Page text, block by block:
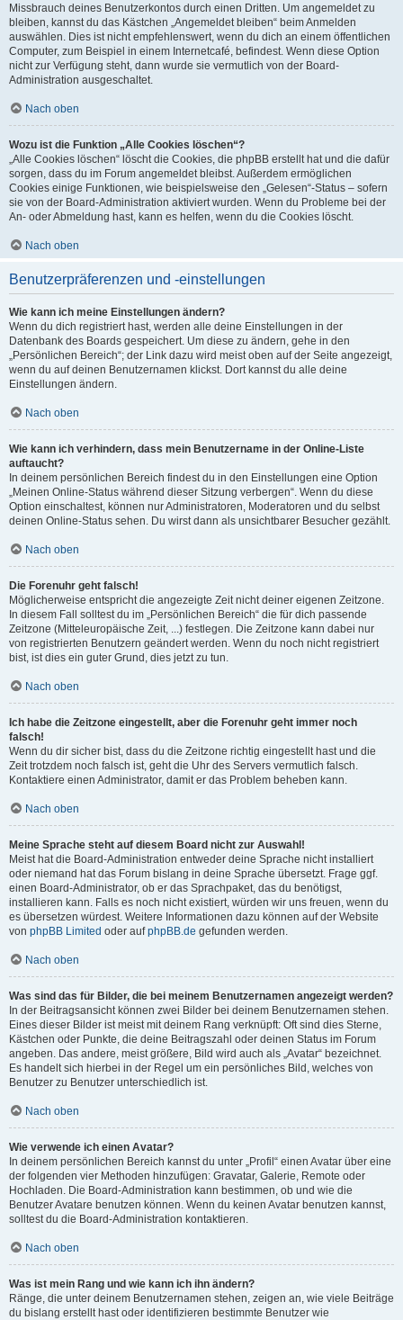
Missbrauch deines Benutzerkontos durch einen Dritten. Um angemeldet zu
bleiben, kannst du das Kästchen „Angemeldet bleiben“ beim Anmelden
auswählen. Dies ist nicht empfehlenswert, wenn du dich an einem öffentlichen
Computer, zum Beispiel in einem Internetcafé, befindest. Wenn diese Option
nicht zur Verfügung steht, dann wurde sie vermutlich von der Board-
Administration ausgeschaltet.
Nach oben
Wozu ist die Funktion „Alle Cookies löschen“?
„Alle Cookies löschen“ löscht die Cookies, die phpBB erstellt hat und die dafür
sorgen, dass du im Forum angemeldet bleibst. Außerdem ermöglichen
Cookies einige Funktionen, wie beispielsweise den „Gelesen“-Status – sofern
sie von der Board-Administration aktiviert wurden. Wenn du Probleme bei der
An- oder Abmeldung hast, kann es helfen, wenn du die Cookies löscht.
Nach oben
Benutzerpräferenzen und -einstellungen
Wie kann ich meine Einstellungen ändern?
Wenn du dich registriert hast, werden alle deine Einstellungen in der
Datenbank des Boards gespeichert. Um diese zu ändern, gehe in den
„Persönlichen Bereich“; der Link dazu wird meist oben auf der Seite angezeigt,
wenn du auf deinen Benutzernamen klickst. Dort kannst du alle deine
Einstellungen ändern.
Nach oben
Wie kann ich verhindern, dass mein Benutzername in der Online-Liste
auftaucht?
In deinem persönlichen Bereich findest du in den Einstellungen eine Option
„Meinen Online-Status während dieser Sitzung verbergen“. Wenn du diese
Option einschaltest, können nur Administratoren, Moderatoren und du selbst
deinen Online-Status sehen. Du wirst dann als unsichtbarer Besucher gezählt.
Nach oben
Die Forenuhr geht falsch!
Möglicherweise entspricht die angezeigte Zeit nicht deiner eigenen Zeitzone.
In diesem Fall solltest du im „Persönlichen Bereich“ die für dich passende
Zeitzone (Mitteleuropäische Zeit, ...) festlegen. Die Zeitzone kann dabei nur
von registrierten Benutzern geändert werden. Wenn du noch nicht registriert
bist, ist dies ein guter Grund, dies jetzt zu tun.
Nach oben
Ich habe die Zeitzone eingestellt, aber die Forenuhr geht immer noch
falsch!
Wenn du dir sicher bist, dass du die Zeitzone richtig eingestellt hast und die
Zeit trotzdem noch falsch ist, geht die Uhr des Servers vermutlich falsch.
Kontaktiere einen Administrator, damit er das Problem beheben kann.
Nach oben
Meine Sprache steht auf diesem Board nicht zur Auswahl!
Meist hat die Board-Administration entweder deine Sprache nicht installiert
oder niemand hat das Forum bislang in deine Sprache übersetzt. Frage ggf.
einen Board-Administrator, ob er das Sprachpaket, das du benötigst,
installieren kann. Falls es noch nicht existiert, würden wir uns freuen, wenn du
es übersetzen würdest. Weitere Informationen dazu können auf der Website
von phpBB Limited oder aufphpBB.de gefunden werden.
Nach oben
Was sind das für Bilder, die bei meinem Benutzernamen angezeigt werden?
In der Beitragsansicht können zwei Bilder bei deinem Benutzernamen stehen.
Eines dieser Bilder ist meist mit deinem Rang verknüpft: Oft sind dies Sterne,
Kästchen oder Punkte, die deine Beitragszahl oder deinen Status im Forum
angeben. Das andere, meist größere, Bild wird auch als „Avatar“ bezeichnet.
Es handelt sich hierbei in der Regel um ein persönliches Bild, welches von
Benutzer zu Benutzer unterschiedlich ist.
Nach oben
Wie verwende ich einen Avatar?
In deinem persönlichen Bereich kannst du unter „Profil“ einen Avatar über eine
der folgenden vier Methoden hinzufügen: Gravatar, Galerie, Remote oder
Hochladen. Die Board-Administration kann bestimmen, ob und wie die
Benutzer Avatare benutzen können. Wenn du keinen Avatar benutzen kannst,
solltest du die Board-Administration kontaktieren.
Nach oben
Was ist mein Rang und wie kann ich ihn ändern?
Ränge, die unter deinem Benutzernamen stehen, zeigen an, wie viele Beiträge
du bislang erstellt hast oder identifizieren bestimmte Benutzer wie